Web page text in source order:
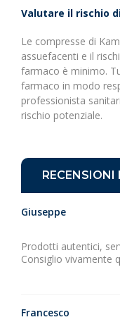
Valutare il rischio
Le compresse di
assuefacenti e il
farmaco è minimo.
farmaco in modo
professionista
rischio potenziale.
RECENSIONI
Giuseppe
Prodotti autentici,
Consiglio vivamente
Francesco